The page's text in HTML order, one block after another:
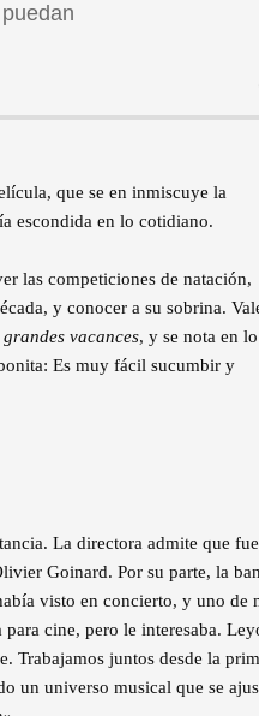
que se en inmiscuye la
escondida en lo cotidiano.
las competiciones de natación,
y conocer a su sobrina.
grandes vacances, y se nota en
Es muy fácil sucumbir y
La directora admite que
Goinard. Por su parte, la
visto en concierto, y uno de
cine, pero le interesaba.
Trabajamos juntos desde la
un universo musical que se